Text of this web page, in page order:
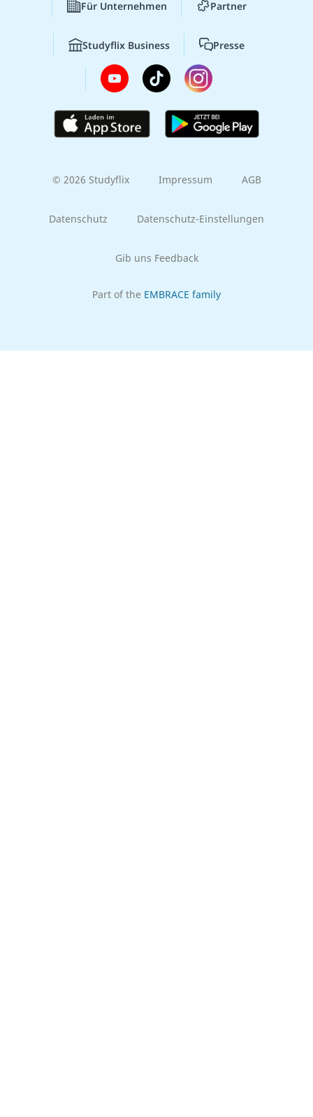
Für Unternehmen Partner
Studyflix Business Presse
© 2026 Studyflix Impressum AGB
Datenschutz Datenschutz-Einstellungen
Gib uns Feedback
Part of the EMBRACE family